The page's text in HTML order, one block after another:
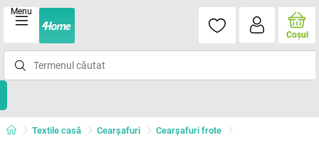
Menu
Coşul
Textile casă Cearșafuri Cearșafuri frote